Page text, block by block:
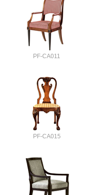
PF-CA011
PF-CA015